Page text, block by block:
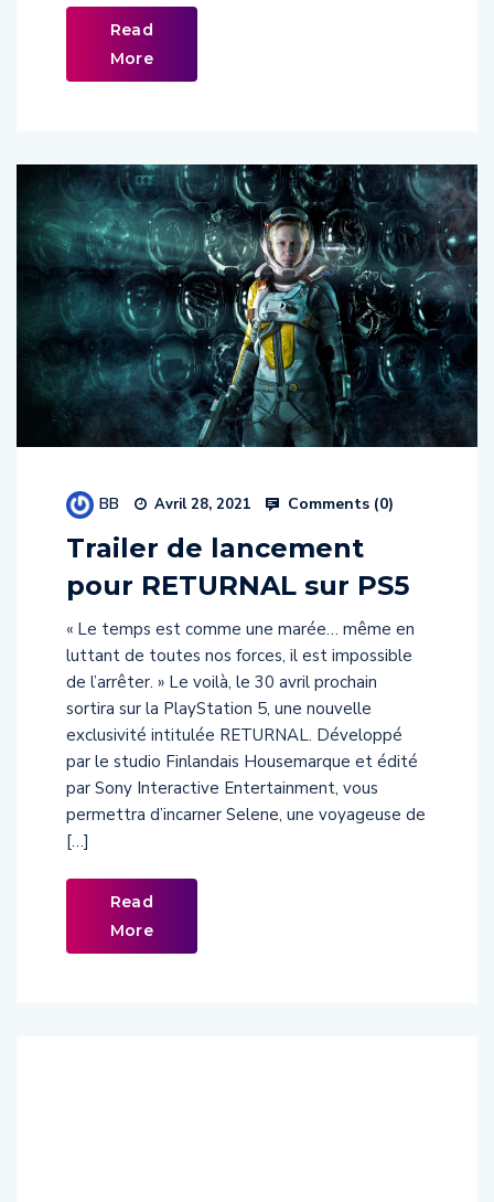
Read
More
BB Avril 28, 2021 Comments (0)
Trailer de lancement
pour RETURNAL sur PS5
« Le temps est comme une marée… même en
luttant de toutes nos forces, il est impossible
de l’arrêter. » Le voilà, le 30 avril prochain
sortira sur la PlayStation 5, une nouvelle
exclusivité intitulée RETURNAL. Développé
par le studio Finlandais Housemarque et édité
par Sony Interactive Entertainment, vous
permettra d’incarner Selene, une voyageuse de
[…]
Read
More